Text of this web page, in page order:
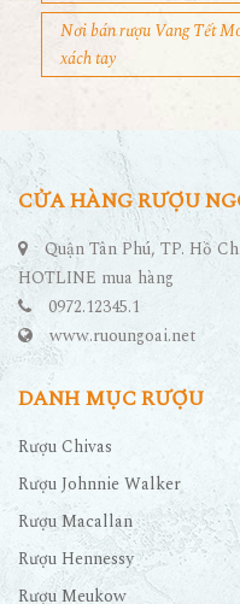
Nơi bán rượu Vang Tết
xách tay
CỬA HÀNG RƯỢU
Quận Tân Phú, TP. Hồ
HOTLINE mua hàng
0972.12345.1
www.ruoungoai.net
DANH MỤC RƯỢU
Rượu Chivas
Rượu Johnnie Walker
Rượu Macallan
Rượu Hennessy
Rượu Meukow